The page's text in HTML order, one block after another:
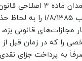
تجدیدنظر استان همدان
زراعی و باغ‌ها مصوّب ۱/
شمار مجازات‌های قانونی
را که در زمان قبل از
به پرداخت جزای